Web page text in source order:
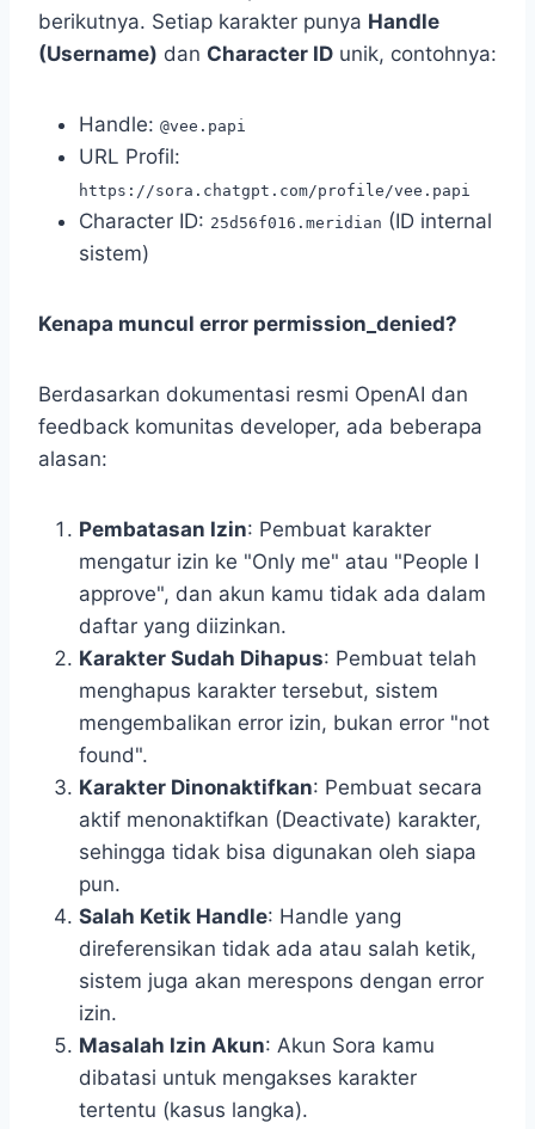
berikutnya. Setiap karakter punya Handle
(Username) dan Character ID unik, contohnya:
Handle: @vee.papi
URL Profil:
https://sora.chatgpt.com/profile/vee.papi
Character ID: 25d56f016.meridian (ID internal
sistem)
Kenapa muncul error permission_denied?
Berdasarkan dokumentasi resmi OpenAI dan
feedback komunitas developer, ada beberapa
alasan:
Pembatasan Izin: Pembuat karakter
mengatur izin ke "Only me" atau "People I
approve", dan akun kamu tidak ada dalam
daftar yang diizinkan.
Karakter Sudah Dihapus: Pembuat telah
menghapus karakter tersebut, sistem
mengembalikan error izin, bukan error "not
found".
Karakter Dinonaktifkan: Pembuat secara
aktif menonaktifkan (Deactivate) karakter,
sehingga tidak bisa digunakan oleh siapa
pun.
Salah Ketik Handle: Handle yang
direferensikan tidak ada atau salah ketik,
sistem juga akan merespons dengan error
izin.
Masalah Izin Akun: Akun Sora kamu
dibatasi untuk mengakses karakter
tertentu (kasus langka).